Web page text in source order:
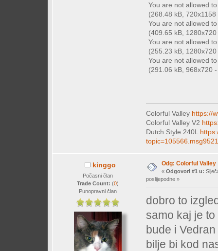
You are not allowed
(268.48 kB,
You are not allowed
(409.65 kB,
You are not allowed
(255.23 kB,
You are not allowed
(291.06 kB, 968x720
Colorful Valley https://
Colorful Valley V2
Dutch Style 240L
kinggo
Počasni član
Trade Count: (0)
Punopravni član
Odg: Colorful Valley
« Odgovori #1 u:
poslijepodne »
dobro to
samo kaj je
bude i
bilje bi kod